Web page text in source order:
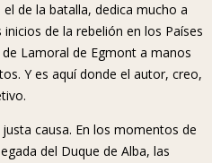
de la batalla, dedica mucho a
de la rebelión en los Países
Lamoral de Egmont a manos
Y es aquí donde el autor, creo,
causa. En los momentos de
del Duque de Alba, las